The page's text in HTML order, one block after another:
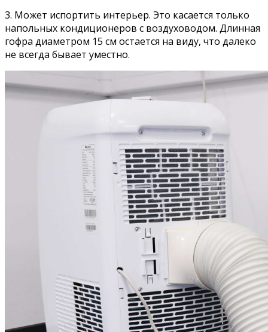
3. Может испортить интерьер. Это касается только
напольных кондиционеров с воздуховодом. Длинная
гофра диаметром 15 см остается на виду, что далеко
не всегда бывает уместно.